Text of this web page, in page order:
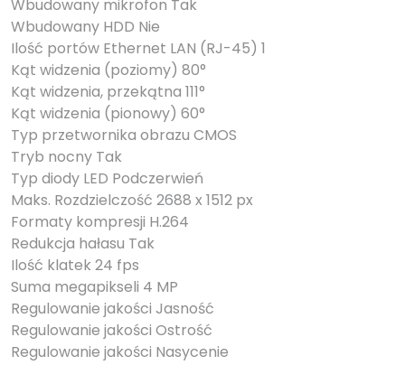
Wbudowany mikrofon Tak
Wbudowany HDD Nie
Ilość portów Ethernet LAN (RJ-45) 1
Kąt widzenia (poziomy) 80°
Kąt widzenia, przekątna 111°
Kąt widzenia (pionowy) 60°
Typ przetwornika obrazu CMOS
Tryb nocny Tak
Typ diody LED Podczerwień
Maks. Rozdzielczość 2688 x 1512 px
Formaty kompresji H.264
Redukcja hałasu Tak
Ilość klatek 24 fps
Suma megapikseli 4 MP
Regulowanie jakości Jasność
Regulowanie jakości Ostrość
Regulowanie jakości Nasycenie